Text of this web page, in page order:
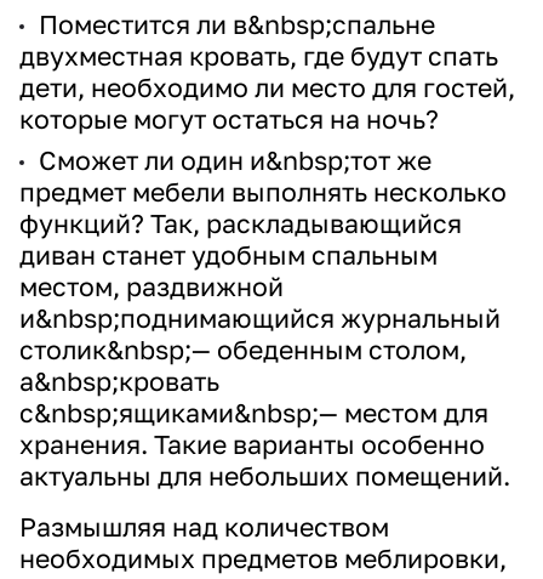
Поместится ли в&nbsp;спальне
двухместная кровать, где будут спать
дети, необходимо ли место для гостей,
которые могут остаться на ночь?
Сможет ли один и&nbsp;тот же
предмет мебели выполнять несколько
функций? Так, раскладывающийся
диван станет удобным спальным
местом, раздвижной
и&nbsp;поднимающийся журнальный
столик&nbsp;— обеденным столом,
а&nbsp;кровать
с&nbsp;ящиками&nbsp;— местом для
хранения. Такие варианты особенно
актуальны для небольших помещений.
Размышляя над количеством
необходимых предметов меблировки,